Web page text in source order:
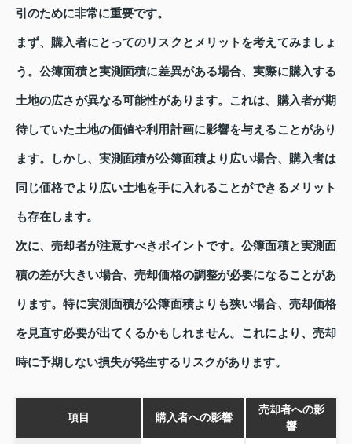
引のために非常に重要です。
まず、購入者にとってのリスクとメリットを考えてみましょ
う。公簿面積と実測面積に差異がある場合、実際に購入する
土地の広さが異なる可能性があります。これは、購入者が期
待していた土地の価値や利用計画に影響を与えることがあり
ます。しかし、実測面積が公簿面積より広い場合、購入者は
同じ価格でより広い土地を手に入れることができるメリット
も存在します。
次に、売却者が注意すべきポイントです。公簿面積と実測面
積の差が大きい場合、売却価格の調整が必要になることがあ
ります。特に実測面積が公簿面積よりも狭い場合、売却価格
を見直す必要が出てくるかもしれません。これにより、売却
時に予期しない損失が発生するリスクがあります。
項目 購入者への影響
売却者への影
響